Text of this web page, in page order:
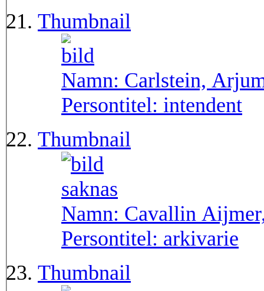
Thumbnail
Namn: Carlstein,
Persontitel: intendent
Thumbnail
Namn: Cavallin
Persontitel: arkivarie
Thumbnail